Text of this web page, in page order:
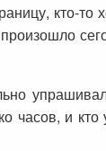
кто-то
часов, и